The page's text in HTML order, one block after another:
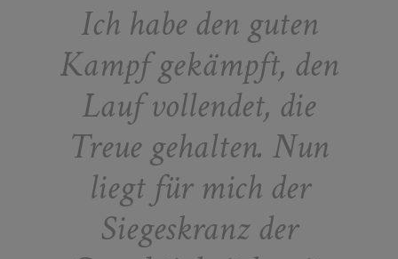
Ich habe den guten
Kampf gekämpft, den
Lauf vollendet, die
Treue gehalten. Nun
liegt für mich der
Siegeskranz der